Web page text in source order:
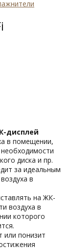
дисплей
в помещении,
диска и пр.
за идеальным
в
на ЖК-
воздуха в
которого
или понизит